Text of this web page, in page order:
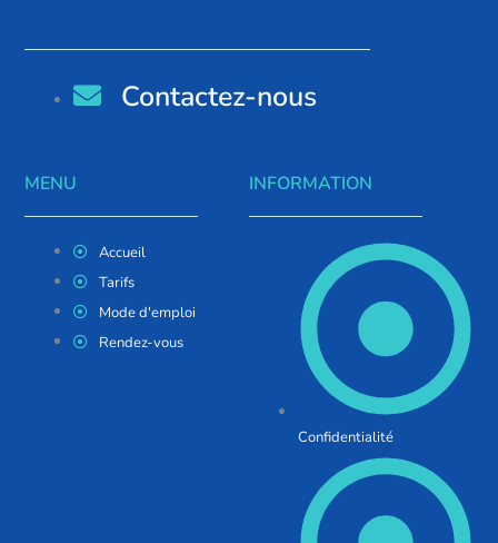
Contactez-nous
MENU
Accueil
Tarifs
Mode d'emploi
Rendez-vous
INFORMATION
Confidentialité